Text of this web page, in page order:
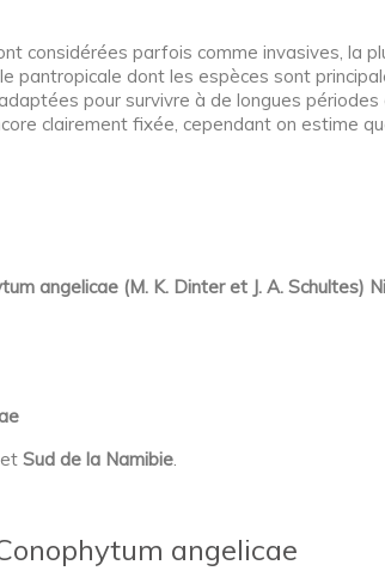
considérées parfois comme invasives, la
pantropicale dont les espèces sont
, adaptées pour survivre à de longues
clairement fixée, cependant on estime
angelicae (M. K. Dinter et J. A. Schultes)
, et Sud de la Namibie
angelicae